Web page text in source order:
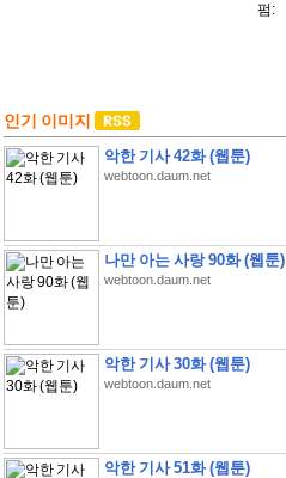
펌:
인기 이미지
악한 기사 42화 (웹툰)
webtoon.daum.net
나만 아는 사랑 90화 (웹툰)
webtoon.daum.net
악한 기사 30화 (웹툰)
webtoon.daum.net
악한 기사 51화 (웹툰)